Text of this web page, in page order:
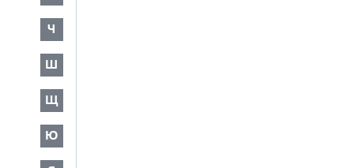
Ч
Ш
Щ
Ю